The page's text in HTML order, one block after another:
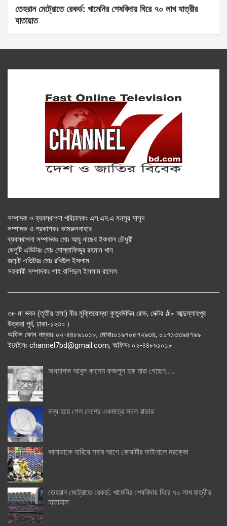
তেহরান মেট্রোতে রেকর্ড: খামেনির শেষবিদায় ঘিরে ৭০ লাখ যাত্রীর
যাতায়াত
সম্পাদক ও ব্যবস্থাপনা পরিচালকঃ এস.এম.এ মনসুর মাসুদ
সম্পাদক ও প্রকাশকঃ কামরুননাহার
ব্যবস্থাপনা সম্পাদকঃ মোঃ আবু নাছের ইকবাল চৌধুরী
ডেপুটি এডিটরঃ মোঃ মোস্তাফিজুর রহমান খান
জয়েন্ট এডিটরঃ মোঃ রবিউল ইসলাম
সহকারী সম্পাদকঃ শাহ রাশিদুল ইসলাম রাসেল
৩৮ মা ভবন (তৃতীয় তলা) বীর মুক্তিযোদ্ধা কুতুবউদ্দিন রোড, সেক্টর #৮ আব্দুল্লাহপুর
উত্তরা পূর্ব, ঢাকা-১২৩০।
অফিস ফোন নম্বরঃ ০২-৪৪৮৯১০১৮, মোবাঃ০১৯৭০৫৭২৯৩৪, ০১৭১৩৩৯৪৭৯৯
ইমেইলঃ channel7bd@gmail.com, অফিসঃ ০২-৪৪৮৯১০১৮
অধ্যাপক আবুল কাসেম ফজলুল হক মারা গেছেন….
বন্ধ হয়ে গেল দেশের একমাত্র সচল রাডার
কানাডাকে হারিয়ে সবার আগে কোয়ার্টার ফাইনালে মরক্কো
তেহরান মেট্রোতে রেকর্ড: খামেনির শেষবিদায় ঘিরে ৭০ লাখ যাত্রীর
যাতায়াত